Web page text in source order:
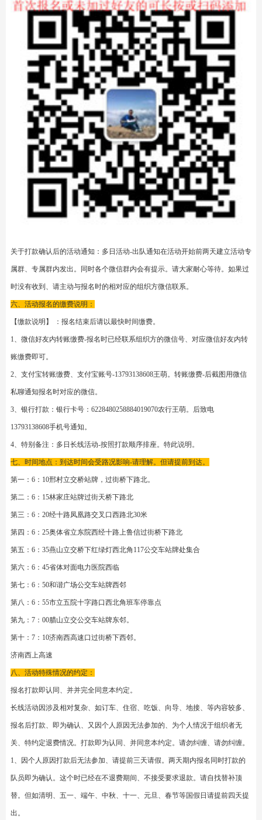
2、三天大巴车的加油、过路过桥、停车费用等。
3、三天的司机吃住。
4、领队的组织费用、地接费用。
5、公共设备费用、对讲绳索等。
6、三天的旅游保险费用。
7、三晚商务酒店或同级别山庄民宿。
8、两个早餐
【费用不含】：
1、全程不含门票：都是原生态景区或古道几乎无门票。
2、所有路餐、以及未提及其他费用。
3、特殊情况下无法拼房产生过的单房差180元。
4、如特殊情况产生门票卫生费自理
五、活动报名的方式信息：
第一、曾经报过名或加过好友的亲-可微信好友内搜索-山河-两个字。会出现山
河-、或山河A 的微信号、请私聊发送报名信息：活动名称-人数-姓名-身份证
号-性别-上车地点-电话、打款、报名成功。请勿重复添加。
第二、对于首次报名或从未微信联系过的朋友。请添加-微信号10581691-山河
A、或直接长按扫码下方二维码、加微信好友报名。发送报名信息同上。请勿
重复添加。
关于打款确认后的活动通知：多日活动-出队通知在活动开始前两天建立活动专
属群、专属群内发出。同时各个微信群内会有提示。请大家耐心等待。如果过
时没有收到、请主动与报名时的相对应的组织方微信联系。
六、活动报名的缴费说明：
【缴款说明】 ：报名结束后请以最快时间缴费。
1、微信好友内转账缴费-报名时已经联系组织方的微信号、对应微信好友内转
账缴费即可。
2、支付宝转账缴费、支付宝账号-13793138608王萌。转账缴费-后截图用微信
私聊通知报名时对应的微信。
3、银行打款：银行卡号：6228480258884019070农行王萌。后致电
13793138608手机号通知。
4、特别备注：多日长线活动-按照打款顺序排座。特此说明。
七、时间地点：到达时间会受路况影响-请理解。但请提前到达。